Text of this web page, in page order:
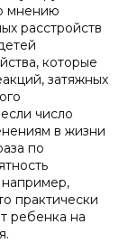
мнению
расстройств
которые
затяжных
число
в жизни
по
например,
практически
ребенка на